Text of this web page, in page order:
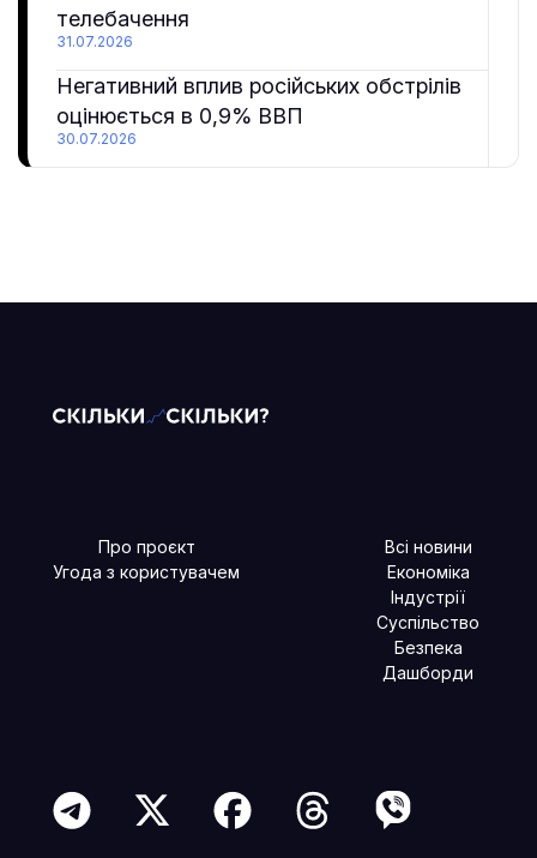
телебачення
31.07.2026
Негативний вплив російських обстрілів
оцінюється в 0,9% ВВП
30.07.2026
Про проєкт
Угода з користувачем
Всі новини
Економіка
Індустрії
Суспільство
Безпека
Дашборди
Читайте більше в наших соцмережах